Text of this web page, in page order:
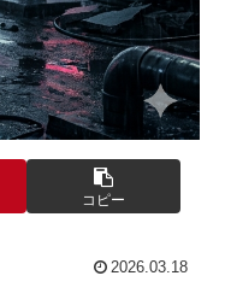
コピー
2026.03.18